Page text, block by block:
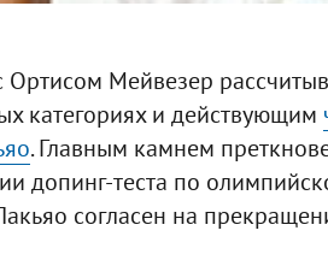
Ортисом Мейвезер
категориях и действующим
. Главным камнем
допинг-теста по
согласен на